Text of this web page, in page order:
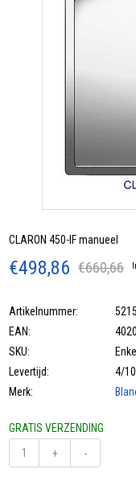
CLARON 450-IF manueel
€498,86 €660,66
Artikelnummer:
EAN:
SKU:
Levertijd:
4/
Merk:
GRATIS VERZENDING
+
-